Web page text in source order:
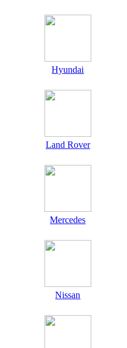
Hyundai
Land Rover
Mercedes
Nissan